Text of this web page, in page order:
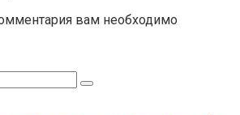
вам необходимо